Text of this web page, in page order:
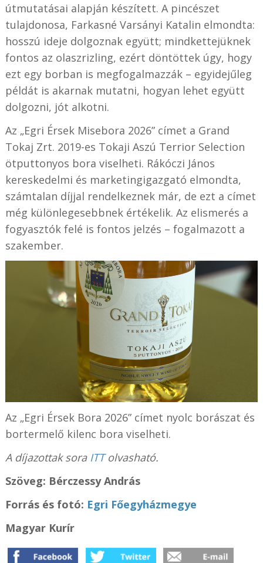
útmutatásai alapján készített. A pincészet
tulajdonosa, Farkasné Varsányi Katalin elmondta:
hosszú ideje dolgoznak együtt; mindkettejüknek
fontos az olaszrizling, ezért döntöttek úgy, hogy
ezt egy borban is megfogalmazzák – egyidejűleg
példát is akarnak mutatni, hogyan lehet együtt
dolgozni, jót alkotni.
Az „Egri Érsek Misebora 2026” címet a Grand
Tokaj Zrt. 2019-es Tokaji Aszú Terrior Selection
ötputtonyos bora viselheti. Rákóczi János
kereskedelmi és marketingigazgató elmondta,
számtalan díjjal rendelkeznek már, de ezt a címet
még különlegesebbnek értékelik. Az elismerés a
fogyasztók felé is fontos jelzés – fogalmazott a
szakember.
Az „Egri Érsek Bora 2026” címet nyolc borászat és
bortermelő kilenc bora viselheti.
A díjazottak sora ITTolvasható.
Szöveg: Bérczessy András
Forrás és fotó: Egri Főegyházmegye
Magyar Kurír